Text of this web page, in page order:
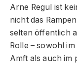
Arne Regul ist
nicht das
selten öffentlich
Rolle – sowohl
Amft als auch im